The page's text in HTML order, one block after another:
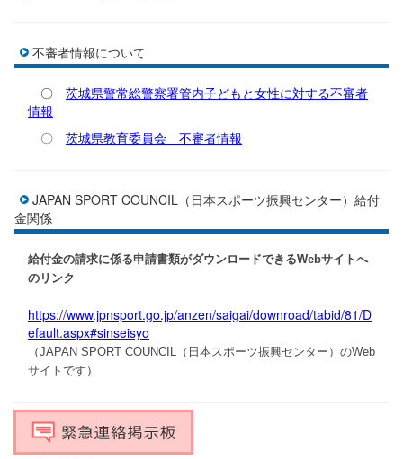
不審者情報について
〇 茨城県警常総警察署管内子どもと女性に対する不審者
情報
〇 茨城県教育委員会 不審者情報
JAPAN SPORT COUNCIL（日本スポーツ振興センター）給付
金関係
給付金の請求に係る申請書類がダウンロードできるWebサイトへ
のリンク
https://www.jpnsport.go.jp/anzen/saigai/downroad/tabid/81/D
efault.aspx#sinseisyo
（JAPAN SPORT COUNCIL（日本スポーツ振興センター）のWeb
サイトです ）